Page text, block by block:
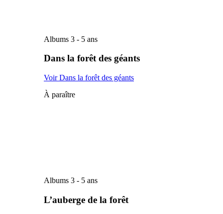
Albums 3 - 5 ans
Dans la forêt des géants
Voir Dans la forêt des géants
À paraître
Albums 3 - 5 ans
L’auberge de la forêt